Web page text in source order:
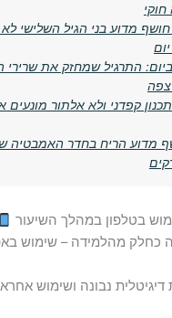
מדוע בני הגיל השלישי לא
ביום: התרגיל שמחזק את שרירי
קפדני ולא אלתור מונעים
מדוע הריח בחדר האמבטיה
בטלפון במהלך השיעור
כחלק מהלמידה – שימוש
נבונה ושימוש